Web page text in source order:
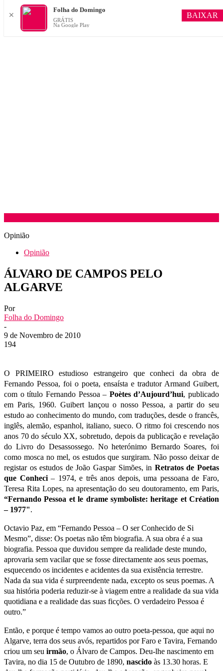
Opinião
Opinião
ÁLVARO DE CAMPOS PELO
ALGARVE
Por
Folha do Domingo
-
9 de Novembro de 2010
194
O PRIMEIRO estudioso estrangeiro que conheci da obra de
Fernando Pessoa, foi o poeta, ensaísta e tradutor Armand Guibert,
com o título Fernando Pessoa – Poètes d’Aujourd’hui, publicado
em Paris, 1960. Guibert lançou o nosso Pessoa, a partir do seu
estudo ao conhecimento do mundo, com traduções, desde o francês,
inglês, alemão, espanhol, italiano, sueco. O ritmo foi crescendo nos
anos 70 do século XX, sobretudo, depois da publicação e revelação
do Livro do Desassossego. No heterónimo Bernardo Soares, foi
como mosca no mel, os estudos que surgiram. Não posso deixar de
registar os estudos de João Gaspar Simões, in Retratos de Poetas
que Conheci– 1974, e três anos depois, uma pessoana de Faro,
Teresa Rita Lopes, na apresentação do seu doutoramento, em Paris,
“Fernando Pessoa et le drame symboliste: heritage et Création
– 1977".
Octavio Paz, em “Fernando Pessoa – O ser Conhecido de Si
Mesmo”, disse: Os poetas não têm biografia. A sua obra é a sua
biografia. Pessoa que duvidou sempre da realidade deste mundo,
aprovaria sem vacilar que se fosse directamente aos seus poemas,
esquecendo os incidentes e acidentes da sua existência terrestre.
Nada da sua vida é surpreendente nada, excepto os seus poemas. A
sua história poderia reduzir-se à viagem entre a realidade da sua vida
quotidiana e a realidade das suas ficções. O verdadeiro Pessoa é
outro.”
Então, e porque é tempo vamos ao outro poeta-pessoa, que aqui no
Algarve, terra dos seus avós, repartidos por Faro e Tavira, Fernando
criou um seu irmão, o Álvaro de Campos. Deu-lhe nascimento em
Tavira, no dia 15 de Outubro de 1890, nascido às 13.30 horas. E
✕
Folha do Domingo
GRÁTIS
Na Google Play
BAIXAR